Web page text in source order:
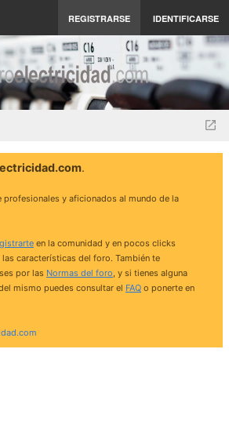
REGISTRARSE IDENTIFICARSE
.
profesionales y aficionados al mundo de la
en la comunidad y en pocos clicks
características del foro. También te
por las Normas del foro, y si tienes alguna
mismo puedes consultar el FAQ o ponerte en